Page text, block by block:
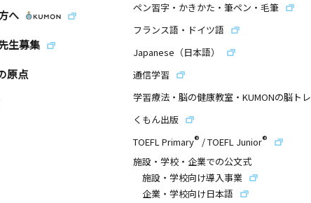
へ
生募集
原点
ペン習字・かきかた・筆ペン・毛筆
フランス語・ドイツ語
Japanese（日本語）
通信学習
学習療法・脳の健康教室・KUMONの脳トレ
くもん出版
TOEFL Primary® /TOEFL Junior®
施設・学校・企業での公文式
施設・学校向け導入事業
企業・学校向け日本語